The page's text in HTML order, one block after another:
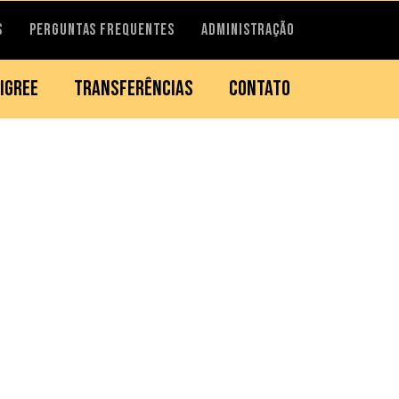
PERGUNTAS FREQUENTES ADMINISTRAÇÃO
TRANSFERÊNCIAS CONTATO